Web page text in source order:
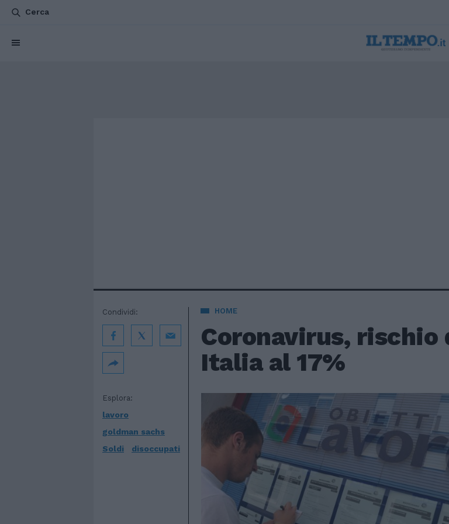
Cerca
HOME
Coronavirus, rischio
Italia al 17%
Esplora:
lavoro
goldman sachs
Soldi
disoccupati
Condividi: